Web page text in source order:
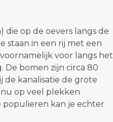
die op de oevers langs de
staan in een rij met een
voor langs het
De bomen zijn circa 80
de kanalisatie de grote
op veel plekken
populieren kan je echter